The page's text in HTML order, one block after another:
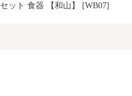
ット 食器 【和山】 [WB07]